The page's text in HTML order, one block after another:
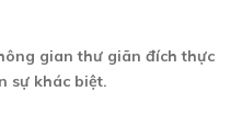
gian thư giãn đích thực
sự khác biệt.